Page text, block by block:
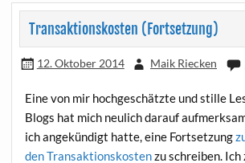
Transaktionskosten (Fortsetzung)
12. Oktober 2014 Maik Riecken
Eine von mir hoch­ge­schätz­te und stil­le
Blogs hat mich neu­lich dar­auf
ich ange­kün­digt hat­te, eine Fort­set­zung
den Trans­ak­ti­ons­kos­tenzu schrei­ben.